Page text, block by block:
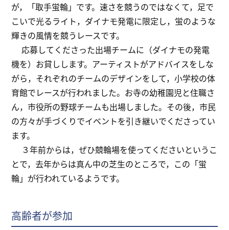
が，「取手蛍輪」です。速さを競うのではなくて，足で
こいで光るライト，ダイナモ発電に限定し，蛍のような
輝きの風情を競うレースです。
応募してくださった出場チームに（ダイナモの発電
機を）お貸しします。アーティストがアドバイスをしな
がら，それぞれのチームのデザインをして，小学校の体
育館でレースが行われました。お寺の幼稚園児と住職さ
ん，市役所の野球チームも出場しました。その後，市民
の方々が手づくりでイベントを引き継いでくださってい
ます。
３年前からは，ぜひ競輪場を使ってくださいというこ
とで，去年からは真ん中の芝生のところで，この「蛍
輪」が行われているようです。
高齢者が参加